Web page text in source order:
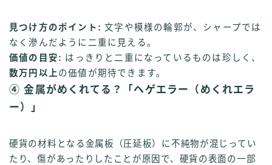
見つけ方のポイント: 文字や模様の輪郭が、シャープでは
なく滲んだように二重に見える。
価値の目安: はっきりと二重になっているものは珍しく、
数万円以上 の価値が期待できます。
④ 金属がめくれてる？「ヘゲエラー（めくれエラ
ー）」
硬貨の材料となる金属板（圧延板）に不純物が混じってい
たり、傷があったりしたことが原因で、硬貨の表面の一部